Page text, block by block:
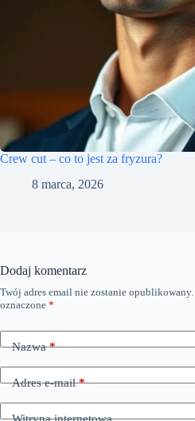
Crew cut – co to jest za fryzura?
8 marca, 2026
Dodaj komentarz
Twój adres email nie zostanie opublikowany.
oznaczone *
Nazwa*
Adres e-mail*